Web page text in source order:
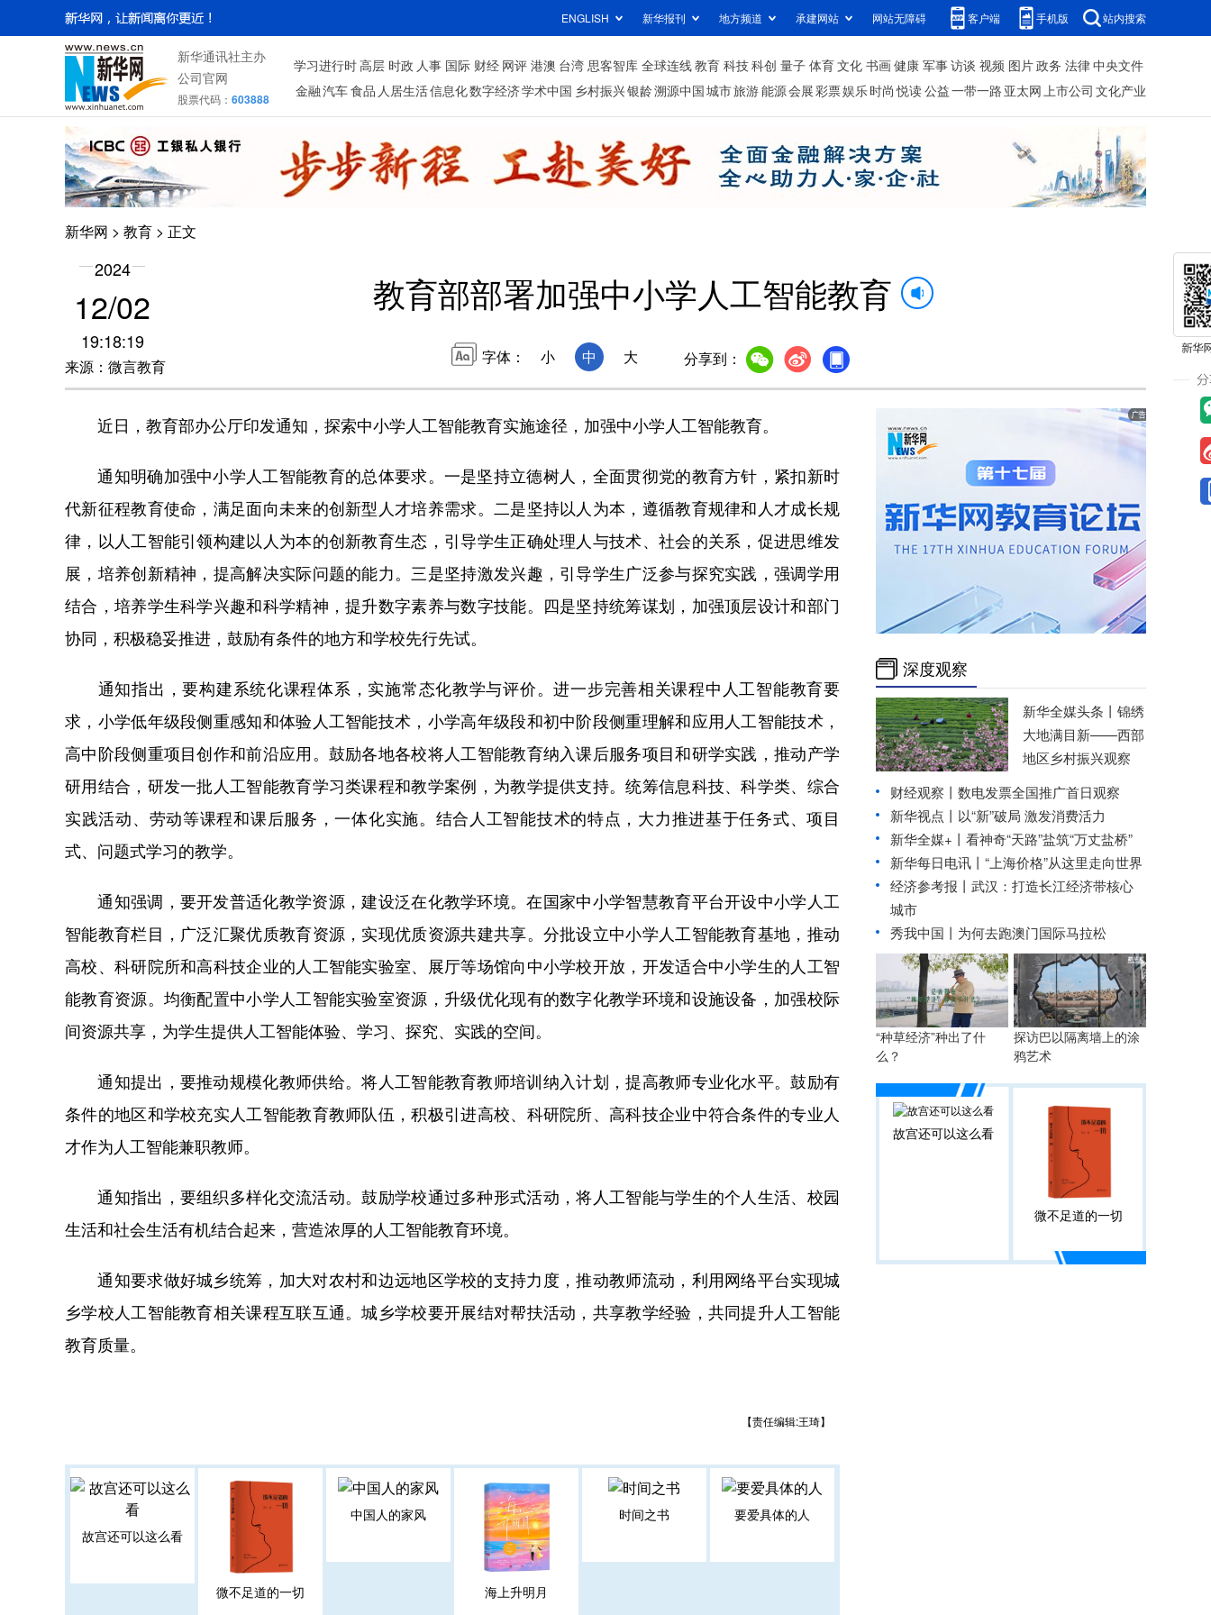
ENGLISH 新华报刊 地方频道 承建网站 网站无障碍 客户端 手机版 站内搜索
新华通讯社主办
公司官网
股票代码： 603888
学习进行时高层 时政 人事 国际 财经 网评 港澳 台湾 思客智库 全球连线教育 科技科创 量子 体育文化 书画健康 军事访谈 视频 图片政务 法律中央文件
金融汽车食品 人居生活信息化数字经济学术中国 乡村振兴银龄溯源中国城市旅游能源会展彩票娱乐时尚 悦读公益一带一路 亚太网上市公司 文化产业
新华网 > 教育 > 正文
2024
12/02
19:18:19
来源：微言教育
教育部部署加强中小学人工智能教育
字体： 小 中 大 分享到：
近日，教育部办公厅印发通知，探索中小学人工智能教育实施途径，加强中小学人工智能教育。
通知明确加强中小学人工智能教育的总体要求。一是坚持立德树人，全面贯彻党的教育方针，紧扣新时
代新征程教育使命，满足面向未来的创新型人才培养需求。二是坚持以人为本，遵循教育规律和人才成长规
律，以人工智能引领构建以人为本的创新教育生态，引导学生正确处理人与技术、社会的关系，促进思维发
展，培养创新精神，提高解决实际问题的能力。三是坚持激发兴趣，引导学生广泛参与探究实践，强调学用
结合，培养学生科学兴趣和科学精神，提升数字素养与数字技能。四是坚持统筹谋划，加强顶层设计和部门
协同，积极稳妥推进，鼓励有条件的地方和学校先行先试。
通知指出，要构建系统化课程体系，实施常态化教学与评价。进一步完善相关课程中人工智能教育要
求，小学低年级段侧重感知和体验人工智能技术，小学高年级段和初中阶段侧重理解和应用人工智能技术，
高中阶段侧重项目创作和前沿应用。鼓励各地各校将人工智能教育纳入课后服务项目和研学实践，推动产学
研用结合，研发一批人工智能教育学习类课程和教学案例，为教学提供支持。统筹信息科技、科学类、综合
实践活动、劳动等课程和课后服务，一体化实施。结合人工智能技术的特点，大力推进基于任务式、项目
式、问题式学习的教学。
通知强调，要开发普适化教学资源，建设泛在化教学环境。在国家中小学智慧教育平台开设中小学人工
智能教育栏目，广泛汇聚优质教育资源，实现优质资源共建共享。分批设立中小学人工智能教育基地，推动
高校、科研院所和高科技企业的人工智能实验室、展厅等场馆向中小学校开放，开发适合中小学生的人工智
能教育资源。均衡配置中小学人工智能实验室资源，升级优化现有的数字化教学环境和设施设备，加强校际
间资源共享，为学生提供人工智能体验、学习、探究、实践的空间。
通知提出，要推动规模化教师供给。将人工智能教育教师培训纳入计划，提高教师专业化水平。鼓励有
条件的地区和学校充实人工智能教育教师队伍，积极引进高校、科研院所、高科技企业中符合条件的专业人
才作为人工智能兼职教师。
通知指出，要组织多样化交流活动。鼓励学校通过多种形式活动，将人工智能与学生的个人生活、校园
生活和社会生活有机结合起来，营造浓厚的人工智能教育环境。
通知要求做好城乡统筹，加大对农村和边远地区学校的支持力度，推动教师流动，利用网络平台实现城
乡学校人工智能教育相关课程互联互通。城乡学校要开展结对帮扶活动，共享教学经验，共同提升人工智能
教育质量。
【责任编辑:王琦】
故宫还可以这么看
微不足道的一切
中国人的家风
海上升明月
时间之书 要爱具体的人
深度观察
新华全媒头条丨 锦绣
大地满目新——西部
地区乡村振兴观察
财经观察丨 数电发票全国推广首日观察
新华视点丨 以“新”破局 激发消费活力
新华全媒+丨 看神奇“天路”盐筑“万丈盐桥”
新华每日电讯丨 “上海价格”从这里走向世界
经济参考报丨 武汉：打造长江经济带核心
城市
秀我中国丨 为何去跑澳门国际马拉松
“种草经济”种出了什
么？
探访巴以隔离墙上的涂
鸦艺术
故宫还可以这么看
微不足道的一切